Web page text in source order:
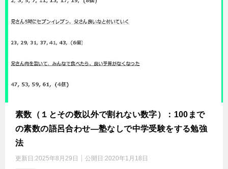
素数（１とその数以外で割れない数字）：100まで
の素数の語呂合わせ―塾なしで中学受験をする勉強
法
更新日:2025年8月29日 公開日:2020年1月18日